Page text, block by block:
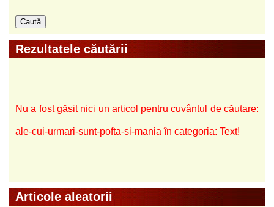
Rezultatele căutării
Nu a fost găsit nici un articol pentru cuvântul de căutare:
ale-cui-urmari-sunt-pofta-si-mania în categoria: Text!
Articole aleatorii